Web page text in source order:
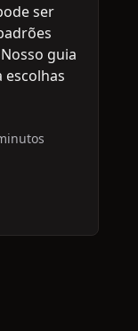
ser
guia